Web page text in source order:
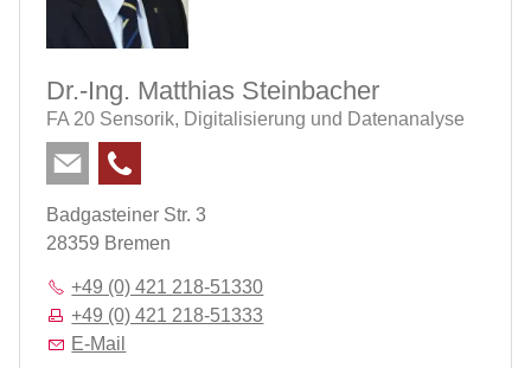
Dr.-Ing. Matthias Steinbacher
FA 20 Sensorik, Digitalisierung und Datenanalyse
Badgasteiner Str. 3
28359 Bremen
+49 (0) 421 218-51330
+49 (0) 421 218-51333
E-Mail